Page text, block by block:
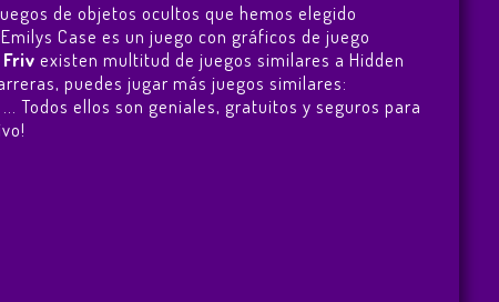
de objetos ocultos que hemos elegido
Case es un juego con gráficos de juego
Friv existen multitud de juegos similares a Hidden
puedes jugar más juegos similares:
... Todos ellos son geniales, gratuitos y seguros para